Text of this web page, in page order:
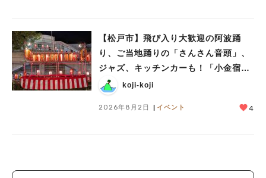
【松戸市】飛び入り大歓迎の阿波踊
り、ご当地踊りの「さんさん音頭」、
ジャズ、キッチンカーも！「小金宿ま
つり」8/28-30開催！
koji-koji
2026年8月2日 イベント 4